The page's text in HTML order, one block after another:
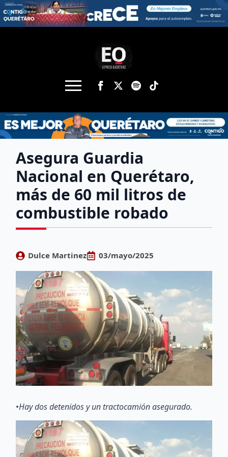
Asegura Guardia
Nacional en Querétaro,
más de 60 mil litros de
combustible robado
Dulce Martinez 03/mayo/2025
•Hay dos detenidos y un tractocamión asegurado.